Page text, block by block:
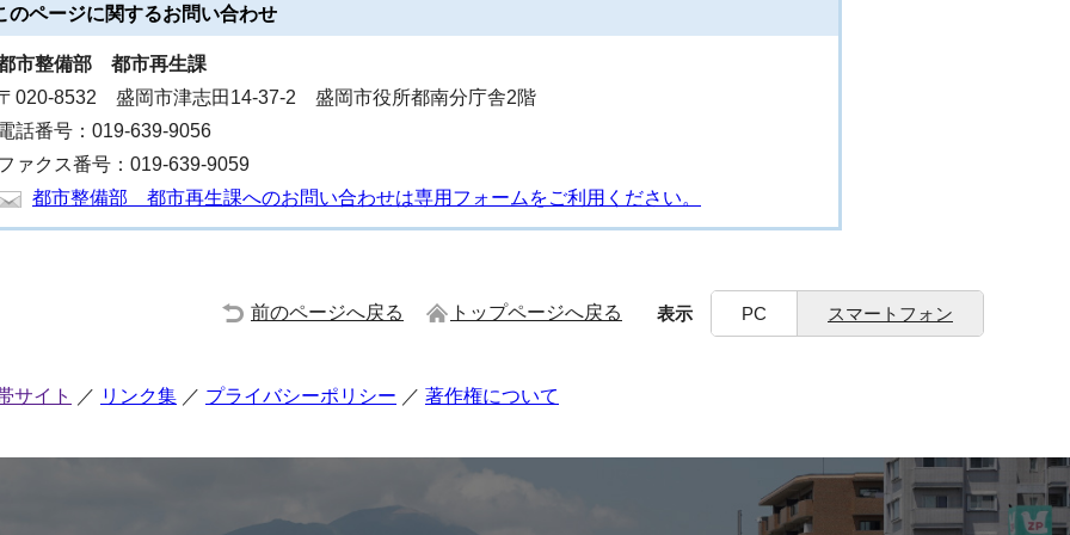
のページに関するお問い合わせ
市整備部 都市再生課
020-8532 盛岡市津志田14-37-2 盛岡市役所都南分庁舎2階
話番号：019-639-9056
ァクス番号：019-639-9059
都市整備部 都市再生課へのお問い合わせは専用フォームをご利用ください。
前のページへ戻る トップページへ戻る 表示 PC スマートフォン
サイト リンク集 プライバシーポリシー 著作権について